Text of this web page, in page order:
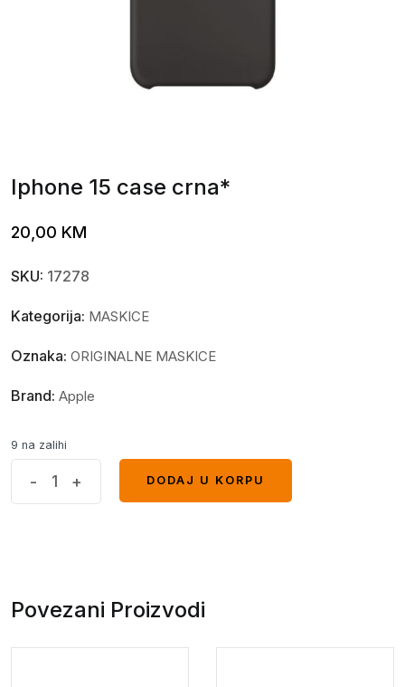
Iphone 15 case crna*
20,00 KM
SKU: 17278
Kategorija: MASKICE
Oznaka: ORIGINALNE MASKICE
Brand: Apple
9 na zalihi
- +
DODAJ U KORPU
Povezani Proizvodi